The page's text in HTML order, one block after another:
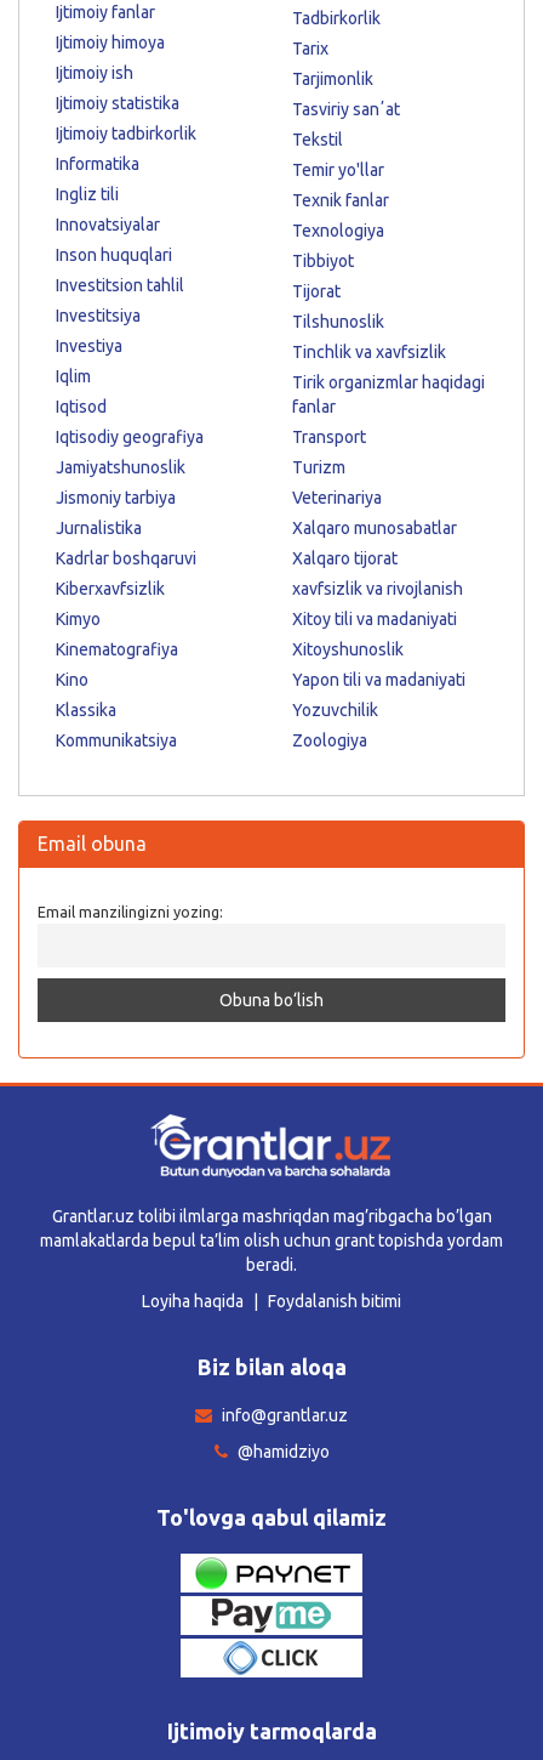
Ijtimoiy fanlar
Ijtimoiy himoya
Ijtimoiy ish
Ijtimoiy statistika
Ijtimoiy tadbirkorlik
Informatika
Ingliz tili
Innovatsiyalar
Inson huquqlari
Investitsion tahlil
Investitsiya
Investiya
Iqlim
Iqtisod
Iqtisodiy geografiya
Jamiyatshunoslik
Jismoniy tarbiya
Jurnalistika
Kadrlar boshqaruvi
Kiberxavfsizlik
Kimyo
Kinematografiya
Kino
Klassika
Kommunikatsiya
Tadbirkorlik
Tarix
Tarjimonlik
Tasviriy sanʼat
Tekstil
Temir yo'llar
Texnik fanlar
Texnologiya
Tibbiyot
Tijorat
Tilshunoslik
Tinchlik va xavfsizlik
Tirik organizmlar haqidagi
fanlar
Transport
Turizm
Veterinariya
Xalqaro munosabatlar
Xalqaro tijorat
xavfsizlik va rivojlanish
Xitoy tili va madaniyati
Xitoyshunoslik
Yapon tili va madaniyati
Yozuvchilik
Zoologiya
Email obuna
Email manzilingizni yozing:
Grantlar.uz tolibi ilmlarga mashriqdan mag’ribgacha bo’lgan
mamlakatlarda bepul ta’lim olish uchun grant topishda yordam
beradi.
Loyiha haqida
Foydalanish bitimi
Biz bilan aloqa
info@grantlar.uz
@hamidziyo
To'lovga qabul qilamiz
Ijtimoiy tarmoqlarda